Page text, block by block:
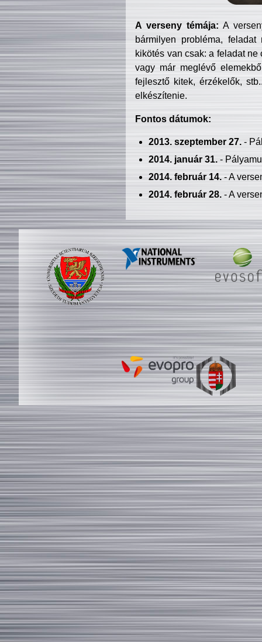
A verseny témája: A
bármilyen probléma, feladat
kikötés van csak: a feladat
vagy már meglévő
fejlesztő kitek, érzékelők,
elkészítenie.
Fontos dátumok:
2013. szeptember 27.-
2014. január 31.-
2014. február 14.- A
2014. február 28.- A